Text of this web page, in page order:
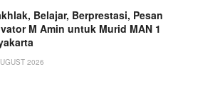
Belajar, Berprestasi, Pesan
M Amin untuk Murid MAN 1
2026